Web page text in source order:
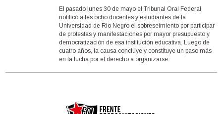
El pasado lunes 30 de mayo el Tribunal Oral Federal
notificó a les ocho docentes y estudiantes de la
Universidad de Rio Negro el sobreseimiento por participar
de protestas y manifestaciones por mayor presupuesto y
democratización de esa institución educativa. Luego de
cuatro años, la causa concluye y constituye un paso más
en la lucha por el derecho a organizarse.